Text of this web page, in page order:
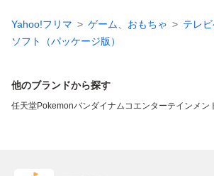
Yahoo!フリマ ゲーム、おもちゃ テレ
ソフト（パッケージ版）
他のブランドから探す
任天堂Pokemonバンダイナムコエンターテインメン